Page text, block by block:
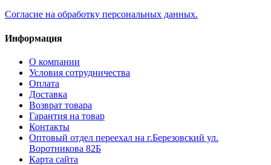
Согласие на обработку персональных данных.
Информация
О компании
Условия сотрудничества
Оплата
Доставка
Возврат товара
Гарантия на товар
Контакты
Оптовый отдел переехал на г.Березовский ул.
Воротникова 82Б
Карта сайта